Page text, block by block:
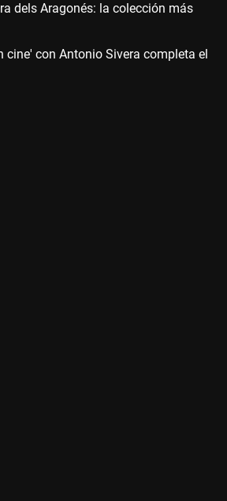
dels Aragonés: la colección más
cine' con Antonio Sivera completa el